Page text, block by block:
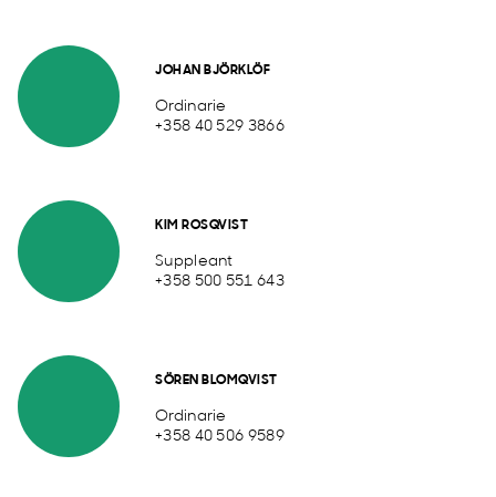
JOHAN BJÖRKLÖF
Ordinarie
+358 40 529 3866
KIM ROSQVIST
Suppleant
+358 500 551 643
SÖREN BLOMQVIST
Ordinarie
+358 40 506 9589